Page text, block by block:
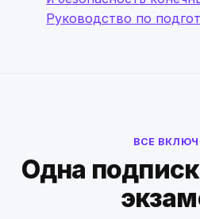
Руководство по
ВСЕ
Одна